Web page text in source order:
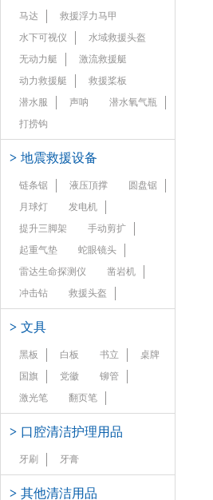
马达
救援浮力马甲
水下可视仪
水域救援头盔
无动力艇
激流救援艇
动力救援艇
救援桨板
潜水服
声呐
潜水氧气瓶
打捞钩
> 地震救援设备
链条锯 液压頂撑
圆盘锯
月球灯
发电机
提升三脚架
手动剪扩
起重气垫
蛇眼镜头
雷达生命探测仪
凿岩机
冲击钻
救援头盔
> 文具
黑板 白板 书立
桌牌
国旗
党徽
铆管
激光笔
翻页笔
> 口腔清洁护理用品
牙刷 牙膏
> 其他清洁用品